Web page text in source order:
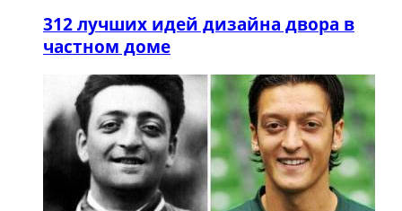
312 лучших идей дизайна двора в
частном доме